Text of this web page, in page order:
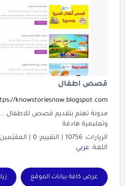
قصص اطفال
knowstoriesnow.blogspot.com/
مدونة تهتم بتقديم قصص
وتعليمية هادفة
الزيارات: 10756 | التقييم: 0 | المقيّمين: 0 | الدولة:
اللغة: عربي
عرض كافة بيانات الموقع